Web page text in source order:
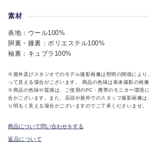
素材
表地：ウール100%
胴裏・膝裏：ポリエステル100%
袖裏：キュプラ100%
※屋外及びスタジオでのモデル撮影画像は照明の関係により
って見える場合がございます。 商品の色味は単体撮影の画像
※商品の色味や質感は、ご使用のPC・携帯のモニター環境
合がございます。また、店頭や屋外でのスタッフ撮影画像は
り明るく見える場合がございますのでご了承くださいませ。
商品について問い合わせをする
返品について